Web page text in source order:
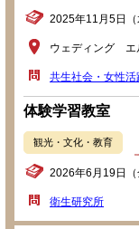
2025年11月5日（
ウェディング エ
共生社会・女性活
体験学習教室
観光・文化・教育
2026年6月19日
衛生研究所